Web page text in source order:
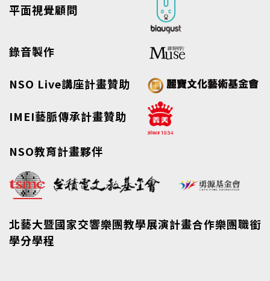
平面視覺顧問
錄音製作
NSO Live講座計畫贊助
IMEI藝脈傳承計畫贊助
NSO教育計畫夥伴
北藝大暨國家交響樂團教學展演計畫合作樂團職銜
學分學程